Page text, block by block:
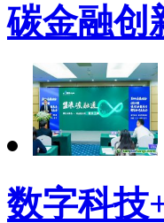
碳金融创
数字科技